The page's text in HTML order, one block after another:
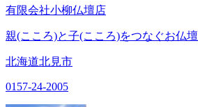
有限会社小柳仏壇店
親(こころ)と子(こころ)をつなぐお仏壇
北海道北見市
0157-24-2005